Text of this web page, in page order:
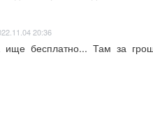
20:36
ище  бесплатно...  Там  за